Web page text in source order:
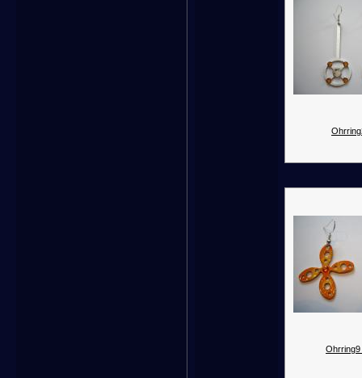
Ohrring9